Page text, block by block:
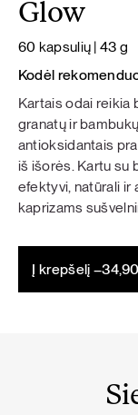
Glow
60 kapsulių | 43 g
Kodėl
Kartais odai reikia
granatų ir
antioksidantais
iš išorės. Kartu su
efektyvi, natūrali ir
kaprizams
Į krepšelį –